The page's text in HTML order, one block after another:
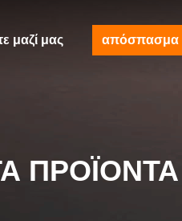
μαζί μας απόσπασμα
ΠΡΟΪΌΝΤΑ